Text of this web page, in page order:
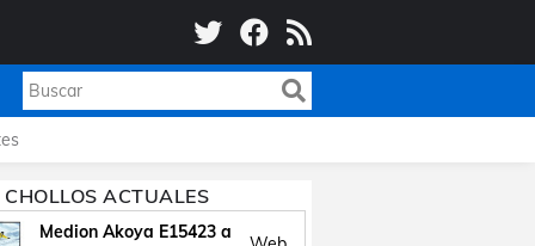
CHOLLOS ACTUALES
Medion Akoya E15423 a